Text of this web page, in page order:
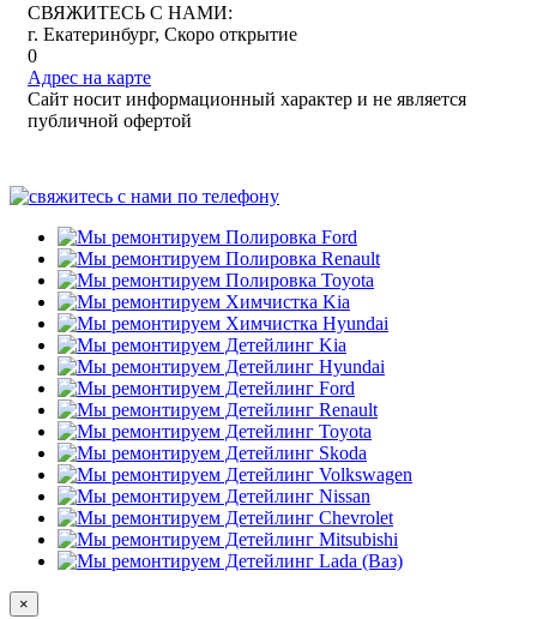
СВЯЖИТЕСЬ С НАМИ:
г. Екатеринбург, Скоро открытие
0
Адрес на карте
Сайт носит информационный характер и не является
публичной офертой
×